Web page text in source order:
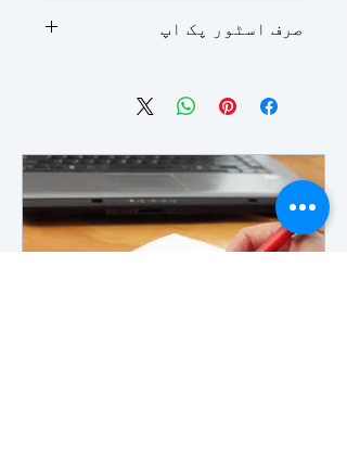
انگلش لیول 1 کے لیے گرامر کیصرف اسٹور پک اپ
ریورہیڈ، NY میں Long Island
Bookstore سے اٹھانا ہوگا۔